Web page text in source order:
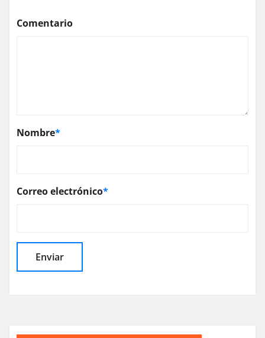
Comentario
Nombre*
Correo electrónico*